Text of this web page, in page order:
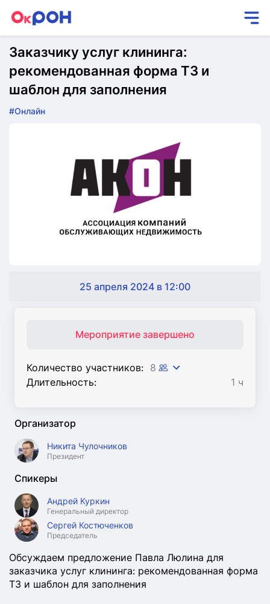
Заказчику услуг клининга:
рекомендованная форма ТЗ и
шаблон для заполнения
#Онлайн
25 апреля 2024 в 12:00
Мероприятие завершено
Количество участников: 8
Длительность:
1 ч
Организатор
Никита Чулочников
Президент
Спикеры
Андрей Куркин
Генеральный директор
Сергей Костюченков
Председатель
Обсуждаем предложение Павла Люлина для
заказчика услуг клининга: рекомендованная форма
ТЗ и шаблон для заполнения